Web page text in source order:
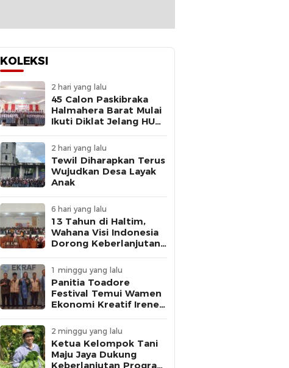
KOLEKSI
2 hari yang lalu
45 Calon Paskibraka
Halmahera Barat Mulai
Ikuti Diklat Jelang HUT
2 hari yang lalu
Tewil Diharapkan Terus
Wujudkan Desa Layak
Anak
6 hari yang lalu
13 Tahun di Haltim,
Wahana Visi Indonesia
Dorong Keberlanjutan
1 minggu yang lalu
Panitia Toadore
Festival Temui Wamen
Ekonomi Kreatif Irene
2 minggu yang lalu
Ketua Kelompok Tani
Maju Jaya Dukung
Keberlanjutan Program